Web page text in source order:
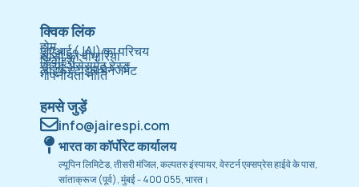
क्विक लिंक
होम
जेएआई (JAI) का परिचय
सांसों की बीमारियां
डिवाइस
सेल्फ असेसमेंट टेस्ट
लाइफस्टाइल मैनेजमेंट
गोपनीयता नीति
हमसे जुड़ें
info@jairespi.com
भारत का कॉर्पोरेट कार्यालय
ल्यूपिन लिमिटेड, तीसरी मंजिल, कल्पतरु इंस्पायर, वेस्टर्न एक्सप्रेस हाईवे के पास,
सांताक्रूज (पूर्व), मुंबई - 400 055, भारत।